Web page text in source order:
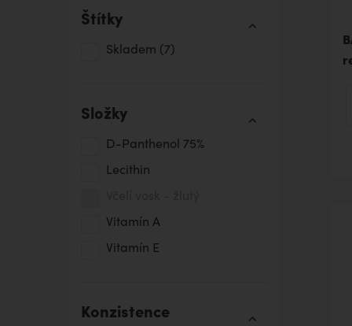
Štítky
(7)
Skladem
Složky
D-Panthenol 75%
Lecithin
Vitamín A
Vitamín E
Konzistence